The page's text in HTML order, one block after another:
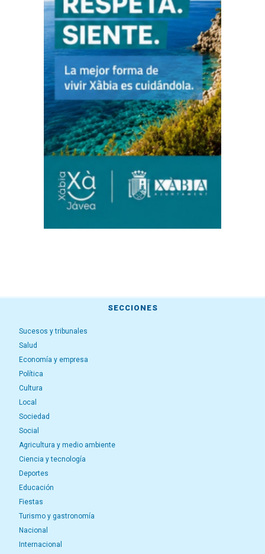
SECCIONES
Sucesos y tribunales
Salud
Economía y empresa
Política
Cultura
Local
Sociedad
Social
Agricultura y medio ambiente
Ciencia y tecnología
Deportes
Educación
Fiestas
Turismo y gastronomía
Nacional
Internacional